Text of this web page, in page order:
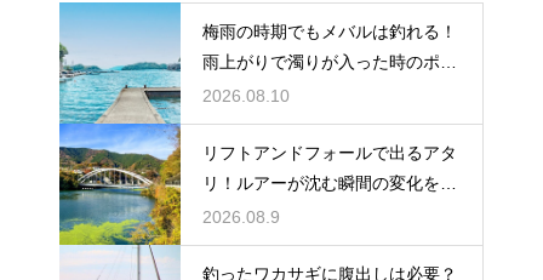
梅雨の時期でもメバルは釣れる！
雨上がりで濁りが入った時のポイ
ント
2026.08.10
リフトアンドフォールで出るアタ
リ！ルアーが沈む瞬間の変化を見
逃さない
2026.08.9
釣ったワカサギに腹出しは必要？